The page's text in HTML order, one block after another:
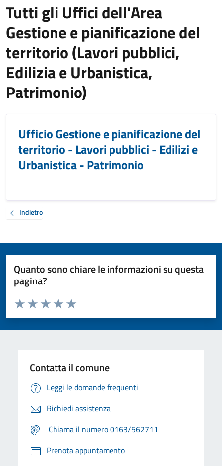
Tutti gli Uffici dell'Area
Gestione e pianificazione del
territorio (Lavori pubblici,
Edilizia e Urbanistica,
Patrimonio)
Ufficio Gestione e pianificazione del
territorio - Lavori pubblici - Edilizi e
Urbanistica - Patrimonio
Indietro
Quanto sono chiare le informazioni su questa
pagina?
Valuta da 1 a 5 stelle la pagina
Valuta 5 stelle su 5
Valuta 4 stelle su 5
Valuta 3 stelle su 5
Valuta 2 stelle su 5
Valuta 1 stelle su 5
Contatta il comune
Leggi le domande frequenti
Richiedi assistenza
Chiama il numero 0163/562711
Prenota appuntamento